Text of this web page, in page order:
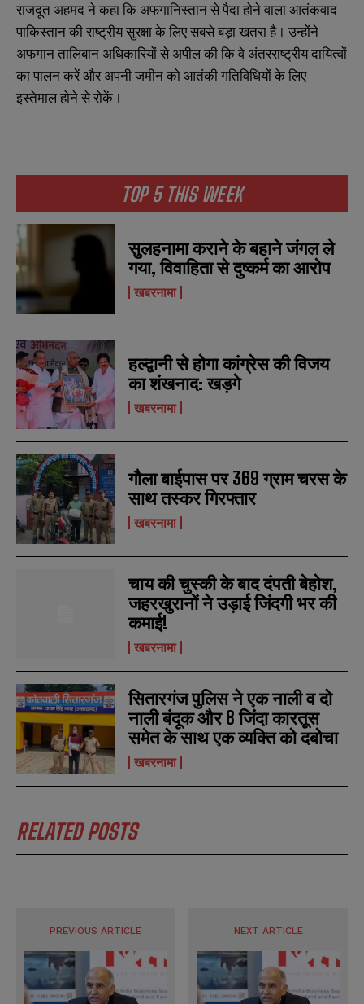
e
a
i
l
e
s
SUBMIT
e
a
i
l
e
s
SUBMIT
TOP 5 THIS WEEK
सुलहनामा कराने के बहाने जंगल ले
गया, विवाहिता से दुष्कर्म का आरोप
खबरनामा
हल्द्वानी से होगा कांग्रेस की विजय
का शंखनाद: खड़गे
खबरनामा
गौला बाईपास पर 369 ग्राम चरस के
साथ तस्कर गिरफ्तार
खबरनामा
चाय की चुस्की के बाद दंपती बेहोश,
जहरखुरानों ने उड़ाई जिंदगी भर की
कमाई!
खबरनामा
सितारगंज पुलिस ने एक नाली व दो
नाली बंदूक और 8 जिंदा कारतूस
समेत के साथ एक व्यक्ति को दबोचा
खबरनामा
RELATED POSTS
राजदूत अहमद ने कहा कि अफगानिस्तान से पैदा होने वाला आतंकवाद
पाकिस्तान की राष्ट्रीय सुरक्षा के लिए सबसे बड़ा खतरा है। उन्होंने
अफगान तालिबान अधिकारियों से अपील की कि वे अंतरराष्ट्रीय दायित्वों
का पालन करें और अपनी जमीन को आतंकी गतिविधियों के लिए
इस्तेमाल होने से रोकें।
PREVIOUS ARTICLE NEXT ARTICLE